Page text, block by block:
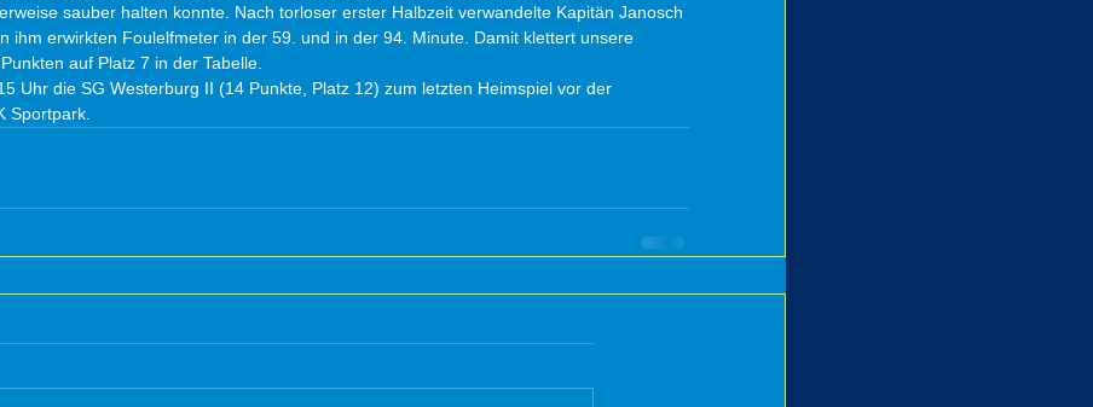
sauber halten konnte. Nach torloser erster Halbzeit verwandelte Kapitän Janosch
ihm erwirkten Foulelfmeter in der 59. und in der 94. Minute. Damit klettert unsere
auf Platz 7 in der Tabelle.
Uhr die SG Westerburg II (14 Punkte, Platz 12) zum letzten Heimspiel vor der
Sportpark.